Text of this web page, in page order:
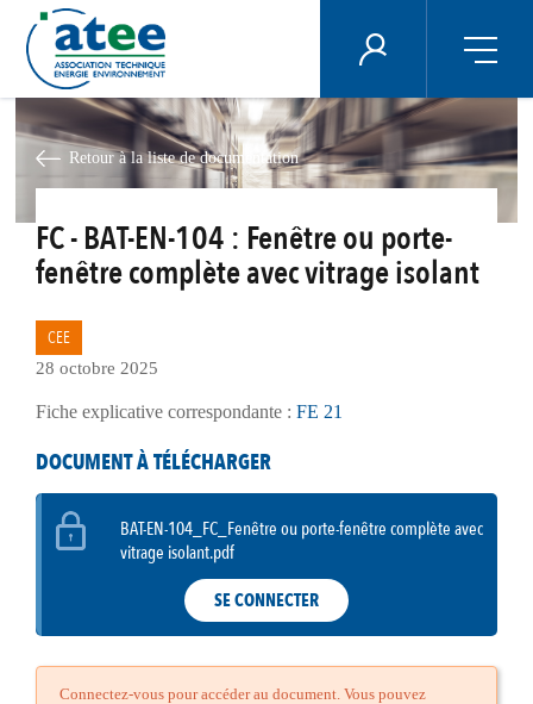
au
contenu
principal
ÉNERGIE PLUS
Retour à la liste de documentation
FC - BAT-EN-104 : Fenêtre ou porte-
fenêtre complète avec vitrage isolant
CEE
28 octobre 2025
Fiche explicative correspondante : FE 21
DOCUMENT À TÉLÉCHARGER
BAT-EN-104_FC_Fenêtre ou porte-fenêtre complète avec
vitrage isolant.pdf
SE CONNECTER
Connectez-vous pour accéder au document. Vous pouvez
Panneau de gestion des cookies